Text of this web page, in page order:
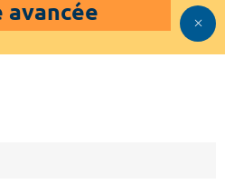
avancée